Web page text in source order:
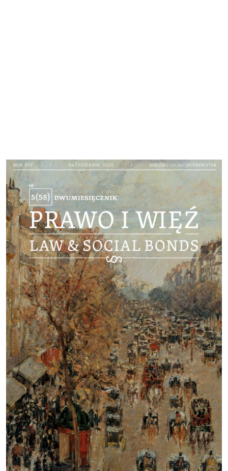
Cover image